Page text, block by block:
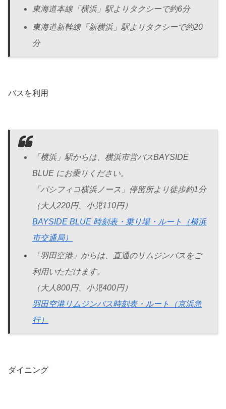
東海道本線「横浜」駅よりタクシーで約6分
東海道新幹線「新横浜」駅よりタクシーで約20
分
バスを利用
「横浜」駅からは、横浜市営バスBAYSIDE
BLUE にお乗りください。
「パシフィコ横浜ノース」停留所より徒歩約1分
（大人220円、小児110円）
BAYSIDE BLUE 時刻表・乗り場・ルート（横浜
市交通局）
「羽田空港」からは、直通のリムジンバスをご
利用いただけます。
（大人800円、小児400円）
羽田空港リムジンバス時刻表・ルート（京浜急
行）
ダイニング